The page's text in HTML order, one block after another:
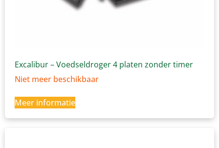
Excalibur – Voedseldroger 4 platen zonder timer
Niet meer beschikbaar
Meer informatie